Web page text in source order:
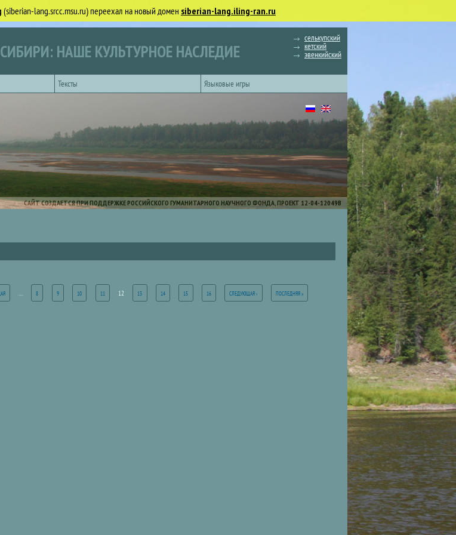
(siberian-lang.srcc.msu.ru) переехал на новый домен siberian-lang.iling-ran.ru
НАШЕ КУЛЬТУРНОЕ НАСЛЕДИЕ
селькупский
кетский
эвенкийский
Тексты Языковые игры
САЙТ СОЗДАЕТСЯ ПРИ ПОДДЕРЖКЕ РОССИЙСКОГО ГУМАНИТАРНОГО НАУЧНОГО ФОНДА, ПРОЕКТ 12-04-12049В
8 9 10 11 12 13 14 15 16 СЛЕДУЮЩАЯ › ПОСЛЕДНЯЯ »